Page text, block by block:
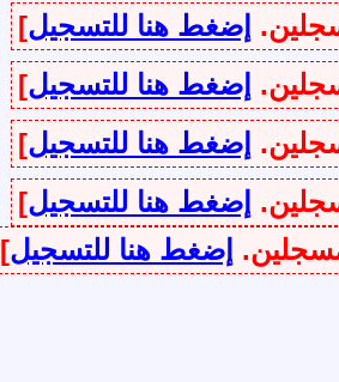
إضغط هنا للتسجيل]
إضغط هنا للتسجيل]
إضغط هنا للتسجيل]
إضغط هنا للتسجيل]
إضغط هنا للتسجيل]